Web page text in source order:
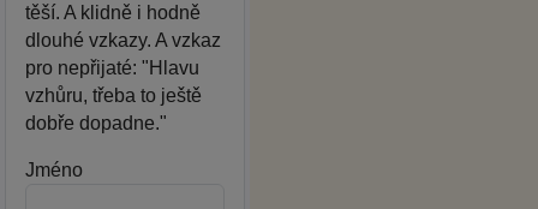
těší. A klidně i hodně
dlouhé vzkazy. A vzkaz
pro nepřijaté: "Hlavu
vzhůru, třeba to ještě
dobře dopadne."
Jméno